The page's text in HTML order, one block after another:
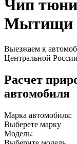
Чип
Мытищи
Выезжаем к
Центральной России
Расчет
автомобиля
Марка автомобиля:
Выберете марку
Модель: